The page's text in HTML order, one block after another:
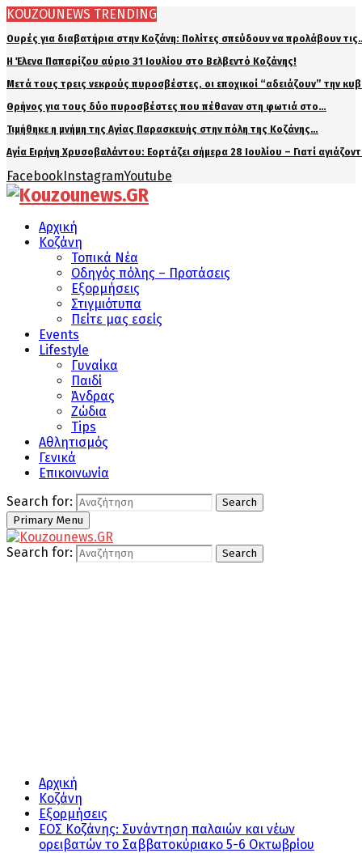
KOUZOUNEWS TRENDING
Ουρές για διαβατήρια στην Κοζάνη: Πολίτες σπεύδουν να προλάβουν
Η Έλενα Παπαρίζου αύριο 31 Ιουλίου στο Βελβεντό Κοζάνης!
Μετά τους τρεις νεκρούς πυροσβέστες, οι εποχικοί “αδειάζουν” την
Θρήνος για τους δύο πυροσβέστες που πέθαναν στη φωτιά στο…
Τιμήθηκε η μνήμη της Αγίας Παρασκευής στην πόλη της Κοζάνης…
Αγία Ειρήνη Χρυσοβαλάντου: Εορτάζει σήμερα 28 Ιουλίου – Γιατί
FacebookInstagramYoutube
Αρχική
Κοζάνη
Τοπικά Νέα
Οδηγός πόλης – Προτάσεις
Εξορμήσεις
Στιγμιότυπα
Πείτε μας εσείς
Events
Lifestyle
Γυναίκα
Παιδί
Άνδρας
Ζώδια
Tips
Αθλητισμός
Γενικά
Επικοινωνία
Search for:
Search
Primary Menu
Search for: Search
Αρχική
Κοζάνη
Εξορμήσεις
ΕΟΣ Κοζάνης: Συνάντηση παλαιών και νέων
ορειβατών το Σαββατοκύριακο 5-6 Οκτωβρίου